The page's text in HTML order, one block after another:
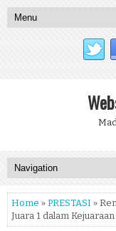
Home » PRESTASI »
Juara 1 dalam